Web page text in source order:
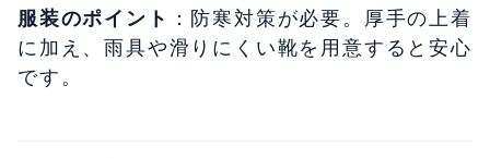
服装のポイント ：防寒対策が必要。厚手の上着
に加え、雨具や滑りにくい靴を用意すると安心
です。